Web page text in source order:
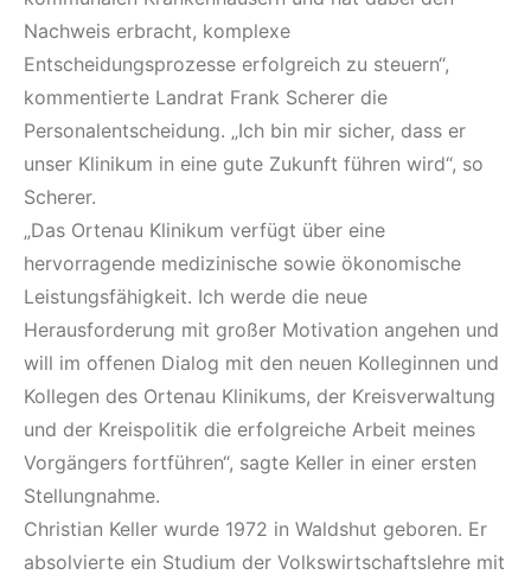
Nachweis erbracht, komplexe
Entscheidungsprozesse erfolgreich zu steuern“,
kommentierte Landrat Frank Scherer die
Personalentscheidung. „Ich bin mir sicher, dass er
unser Klinikum in eine gute Zukunft führen wird“, so
Scherer.
„Das Ortenau Klinikum verfügt über eine
hervorragende medizinische sowie ökonomische
Leistungsfähigkeit. Ich werde die neue
Herausforderung mit großer Motivation angehen und
will im offenen Dialog mit den neuen Kolleginnen und
Kollegen des Ortenau Klinikums, der Kreisverwaltung
und der Kreispolitik die erfolgreiche Arbeit meines
Vorgängers fortführen“, sagte Keller in einer ersten
Stellungnahme.
Christian Keller wurde 1972 in Waldshut geboren. Er
absolvierte ein Studium der Volkswirtschaftslehre mit